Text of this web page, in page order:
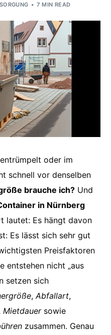
7 MIN READ
oder im
schnell vor denselben
brauche ich? Und
in Nürnberg
lautet: Es hängt davon
Es lässt sich sehr gut
Preisfaktoren
entstehen nicht „aus
setzen sich
,Abfallart,
Mietdauersowie
zusammen. Genau